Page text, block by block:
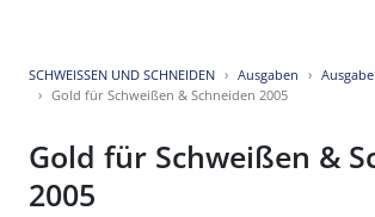
SCHWEISSEN UND SCHNEIDEN Ausgaben
Gold für Schweißen & Schneiden 2005
Gold für Schweißen &
2005